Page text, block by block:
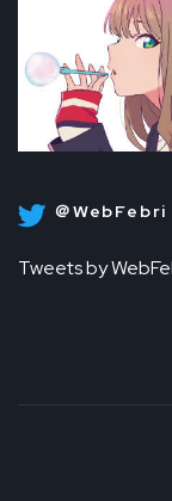
＠WebFebri
Tweets by